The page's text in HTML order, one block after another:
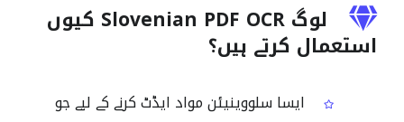
لوگ Slovenian PDF OCR کیوں
استعمال کرتے ہیں؟
ایسا سلووینیئن مواد ایڈٹ کرنے کے لیے جو